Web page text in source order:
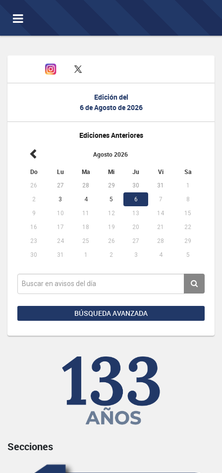
Toggle
navigation
Edición del
6 de Agosto de 2026
Ediciones Anteriores
Agosto 2026
Do Lu Ma Mi Ju Vi Sa
26 27 28 29 30 31
1
2
3 4 5 6 7
8
9
10 11 12 13 14
15
16
17 18 19 20 21
22
23
24 25 26 27 28
29
30
31 1 2 3 4 5
BÚSQUEDA AVANZADA
Secciones